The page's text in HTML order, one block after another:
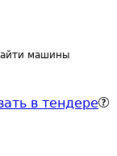
машины
в тендере